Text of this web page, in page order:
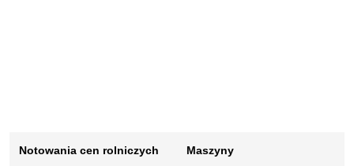
Notowania cen rolniczych
Maszyny